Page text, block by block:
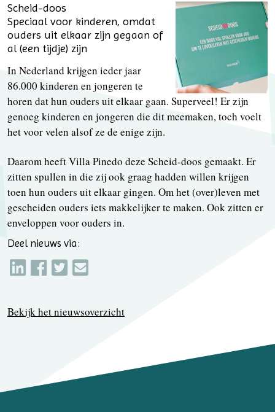
Scheid-doos
Speciaal voor kinderen, omdat
ouders uit elkaar zijn gegaan of
al (een tijdje) zijn
In Nederland krijgen ieder jaar
86.000 kinderen en jongeren te
horen dat hun ouders uit elkaar gaan. Superveel! Er zijn
genoeg kinderen en jongeren die dit meemaken, toch voelt
het voor velen alsof ze de enige zijn.
Daarom heeft Villa Pinedo deze Scheid-doos gemaakt. Er
zitten spullen in die zij ook graag hadden willen krijgen
toen hun ouders uit elkaar gingen. Om het (over)leven met
gescheiden ouders iets makkelijker te maken. Ook zitten er
enveloppen voor ouders in.
Deel nieuws via:
Bekijk het nieuwsoverzicht